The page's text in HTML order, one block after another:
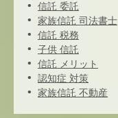
信託 委託
家族信託 司法書士
信託 税務
子供 信託
信託 メリット
認知症 対策
家族信託 不動産